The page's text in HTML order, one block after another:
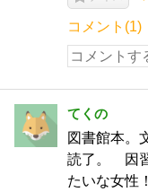
コメント(1)
てくの
図書館本。
読了。 因
たいな女性